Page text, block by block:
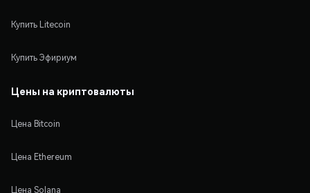
Купить Litecoin
Купить Эфириум
Цены на криптовалюты
Цена Bitcoin
Цена Ethereum
Цена Solana